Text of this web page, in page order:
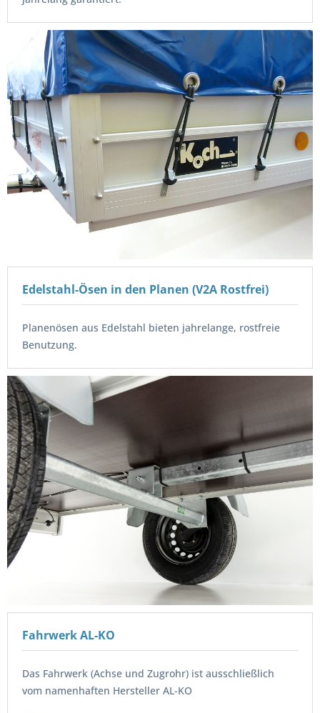
Edelstahl-Ösen in den Planen (V2A Rostfrei)
Planenösen aus Edelstahl bieten jahrelange, rostfreie
Benutzung.
Fahrwerk AL-KO
Das Fahrwerk (Achse und Zugrohr) ist ausschließlich
vom namenhaften Hersteller AL-KO